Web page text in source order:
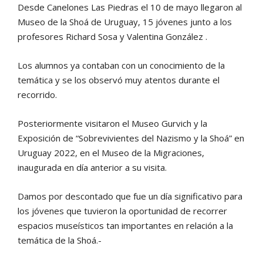
Desde Canelones Las Piedras el 10 de mayo llegaron al
Museo de la Shoá de Uruguay, 15 jóvenes junto a los
profesores Richard Sosa y Valentina González .
Los alumnos ya contaban con un conocimiento de la
temática y se los observó muy atentos durante el
recorrido.
Posteriormente visitaron el Museo Gurvich y la
Exposición de “Sobrevivientes del Nazismo y la Shoá” en
Uruguay 2022, en el Museo de la Migraciones,
inaugurada en día anterior a su visita.
Damos por descontado que fue un día significativo para
los jóvenes que tuvieron la oportunidad de recorrer
espacios museísticos tan importantes en relación a la
temática de la Shoá.-